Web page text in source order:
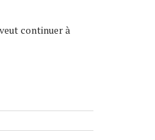
continuer à